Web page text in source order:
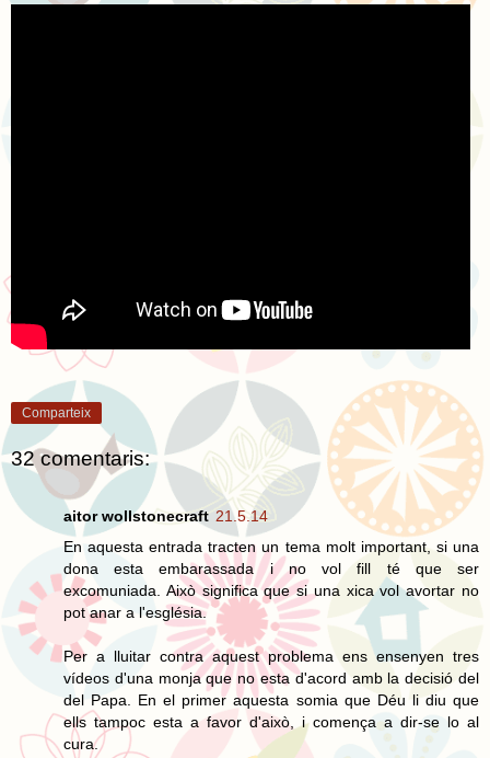
Comparteix
32 comentaris:
aitor wollstonecraft 21.5.14
En aquesta entrada tracten un tema molt important, si una
dona esta embarassada i no vol fill té que ser
excomuniada. Això significa que si una xica vol avortar no
pot anar a l'església.
Per a lluitar contra aquest problema ens ensenyen tres
vídeos d'una monja que no esta d'acord amb la decisió del
del Papa. En el primer aquesta somia que Déu li diu que
ells tampoc esta a favor d'això, i comença a dir-se lo al
cura.